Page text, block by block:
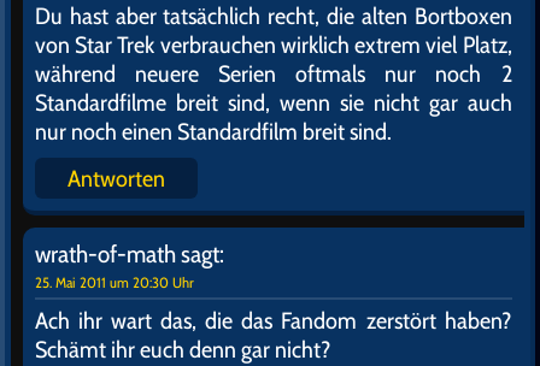
Du hast aber tatsächlich recht, die alten Bortboxen
von Star Trek verbrauchen wirklich extrem viel Platz,
während neuere Serien oftmals nur noch 2
Standardfilme breit sind, wenn sie nicht gar auch
nur noch einen Standardfilm breit sind.
Antworten
wrath-of-mathsagt:
25. Mai 2011 um 20:30 Uhr
Ach ihr wart das, die das Fandom zerstört haben?
Schämt ihr euch denn gar nicht?